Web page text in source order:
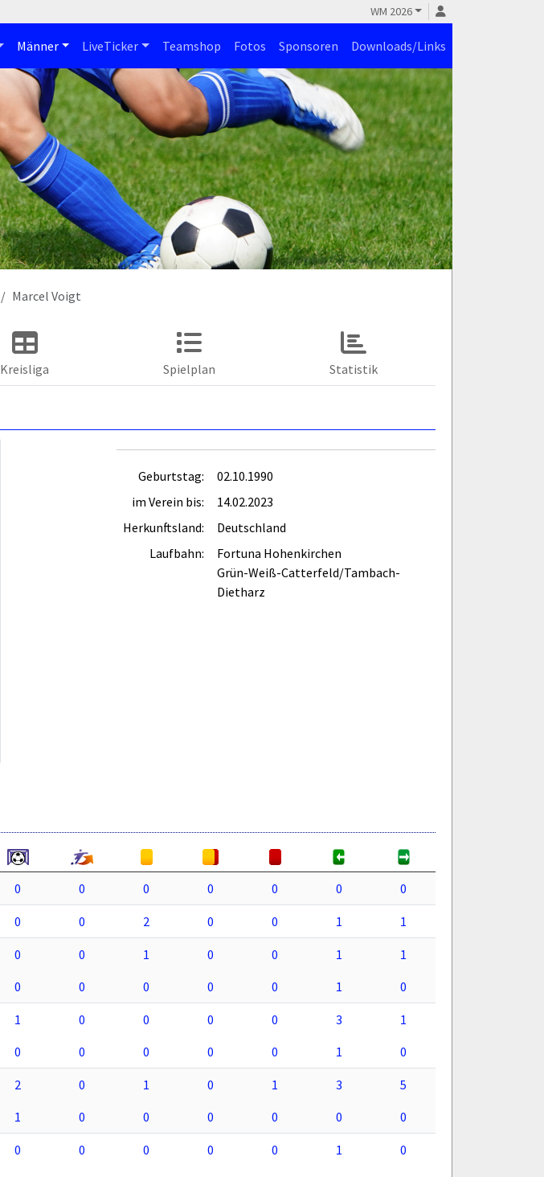
WM 2026
Männer LiveTicker Teamshop Fotos Sponsoren Downloads/Links
Marcel Voigt
Kreisliga Spielplan Statistik
Geburtstag:
02.10.1990
im Verein bis:
14.02.2023
Herkunftsland:
Deutschland
Laufbahn:
Fortuna Hohenkirchen
Grün-Weiß-Catterfeld/Tambach-
Dietharz
0 0 0 0 0 0 0
0 0 2 0 0 1 1
0 0 1 0 0 1
1
0 0 0 0 0 1 0
1 0 0 0 0 3
1
0 0 0 0 0 1 0
2 0 1 0 1 3
5
1 0 0 0 0 0 0
0 0 0 0 0 1
0